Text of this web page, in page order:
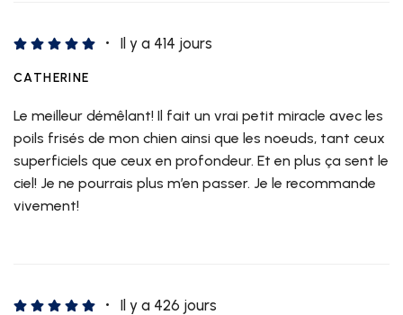
Il y a 414 jours
CATHERINE
Le meilleur démêlant! Il fait un vrai petit miracle avec les
poils frisés de mon chien ainsi que les noeuds, tant ceux
superficiels que ceux en profondeur. Et en plus ça sent le
ciel! Je ne pourrais plus m’en passer. Je le recommande
vivement!
Il y a 426 jours